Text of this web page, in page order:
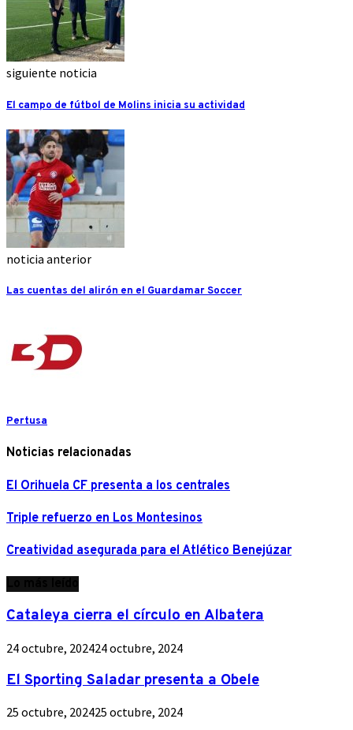
siguiente noticia
El campo de fútbol de Molins inicia su actividad
noticia anterior
Las cuentas del alirón en el Guardamar Soccer
Pertusa
Noticias relacionadas
El Orihuela CF presenta a los centrales
Triple refuerzo en Los Montesinos
Creatividad asegurada para el Atlético Benejúzar
Cataleya cierra el círculo en Albatera
24 octubre, 202424 octubre, 2024
El Sporting Saladar presenta a Obele
25 octubre, 202425 octubre, 2024